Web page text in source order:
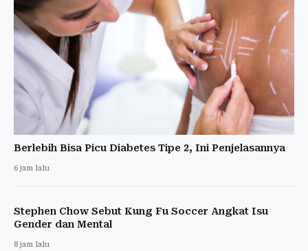
Berlebih Bisa Picu Diabetes Tipe 2, Ini Penjelasannya
6 jam lalu
Stephen Chow Sebut Kung Fu Soccer Angkat Isu
Gender dan Mental
8 jam lalu